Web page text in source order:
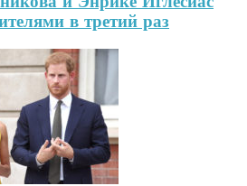
в третий раз